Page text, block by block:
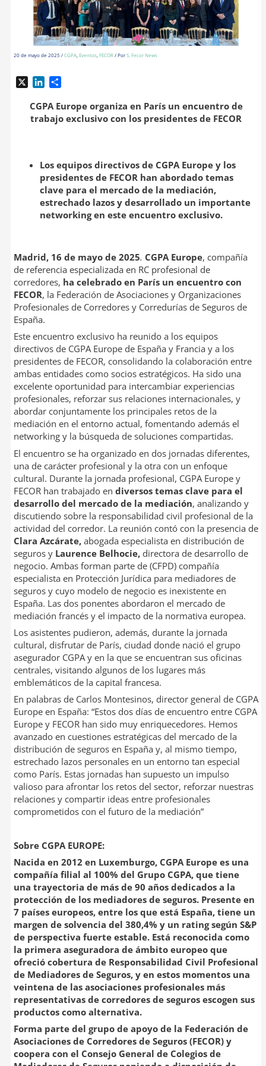
20 de mayo de 2025 /CGPA, Eventos, FECOR/ PorS. Fecor News
n
k
n
m
p
i
r
CGPA Europe organiza en París un encuentro de
trabajo exclusivo con los presidentes de FECOR
Los equipos directivos de CGPA Europe y los
presidentes de FECOR han abordado temas
clave para el mercado de la mediación,
estrechado lazos y desarrollado un importante
networking en este encuentro exclusivo.
Madrid, 16 de mayo de 2025. CGPA Europe, compañía
de referencia especializada en RC profesional de
corredores, ha celebrado en París un encuentro con
FECOR, la Federación de Asociaciones y Organizaciones
Profesionales de Corredores y Corredurías de Seguros de
España.
Este encuentro exclusivo ha reunido a los equipos
directivos de CGPA Europe de España y Francia y a los
presidentes de FECOR, consolidando la colaboración entre
ambas entidades como socios estratégicos. Ha sido una
excelente oportunidad para intercambiar experiencias
profesionales, reforzar sus relaciones internacionales, y
abordar conjuntamente los principales retos de la
mediación en el entorno actual, fomentando además el
networking y la búsqueda de soluciones compartidas.
El encuentro se ha organizado en dos jornadas diferentes,
una de carácter profesional y la otra con un enfoque
cultural. Durante la jornada profesional, CGPA Europe y
FECOR han trabajado en diversos temas clave para el
desarrollo del mercado de la mediación, analizando y
discutiendo sobre la responsabilidad civil profesional de la
actividad del corredor. La reunión contó con la presencia de
Clara Azcárate, abogada especialista en distribución de
seguros y Laurence Belhocie, directora de desarrollo de
negocio. Ambas forman parte de (CFPD) compañía
especialista en Protección Jurídica para mediadores de
seguros y cuyo modelo de negocio es inexistente en
España. Las dos ponentes abordaron el mercado de
mediación francés y el impacto de la normativa europea.
Los asistentes pudieron, además, durante la jornada
cultural, disfrutar de París, ciudad donde nació el grupo
asegurador CGPA y en la que se encuentran sus oficinas
centrales, visitando algunos de los lugares más
emblemáticos de la capital francesa.
En palabras de Carlos Montesinos, director general de CGPA
Europe en España: “Estos dos días de encuentro entre CGPA
Europe y FECOR han sido muy enriquecedores. Hemos
avanzado en cuestiones estratégicas del mercado de la
distribución de seguros en España y, al mismo tiempo,
estrechado lazos personales en un entorno tan especial
como París. Estas jornadas han supuesto un impulso
valioso para afrontar los retos del sector, reforzar nuestras
relaciones y compartir ideas entre profesionales
comprometidos con el futuro de la mediación”
Sobre CGPA EUROPE:
Nacida en 2012 en Luxemburgo, CGPA Europe es una
compañía filial al 100% del Grupo CGPA, que tiene
una trayectoria de más de 90 años dedicados a la
protección de los mediadores de seguros. Presente en
7 países europeos, entre los que está España, tiene un
margen de solvencia del 380,4% y un rating según S&P
de perspectiva fuerte estable. Está reconocida como
la primera aseguradora de ámbito europeo que
ofreció cobertura de Responsabilidad Civil Profesional
de Mediadores de Seguros, y en estos momentos una
veintena de las asociaciones profesionales más
representativas de corredores de seguros escogen sus
productos como alternativa.
Forma parte del grupo de apoyo de la Federación de
Asociaciones de Corredores de Seguros (FECOR) y
coopera con el Consejo General de Colegios de